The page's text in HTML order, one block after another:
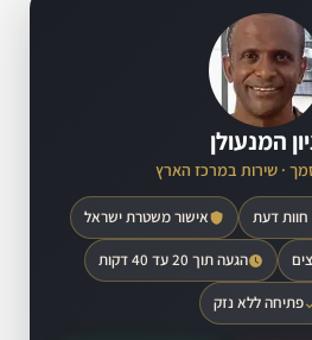
המנעולן
· שירות במרכז הארץ
אישור משטרת ישראל
הגעה תוך 20 עד 40 דקות
פתיחה ללא נזק